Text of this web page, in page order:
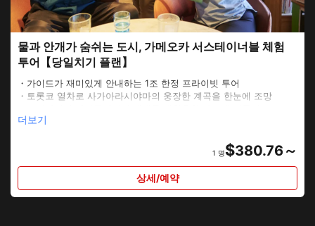
물과 안개가 숨쉬는 도시, 가메오카 서스테이너블 체험
투어【당일치기 플랜】
・가이드가 재미있게 안내하는 1조 한정 프라이빗 투어
・토롯코 열차로 사가아라시야마의 웅장한 계곡을 한눈에 조망
・방치지에서 다시 태어난 자연농원에서 무농약 채소 수확, 대나무
더보기
1 명$380.76～
상세/예약